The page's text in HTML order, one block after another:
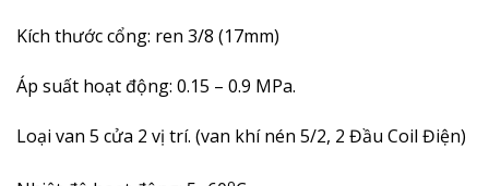
Kích thước cổng: ren 3/8 (17mm)
Áp suất hoạt động: 0.15 – 0.9 MPa.
Loại van 5 cửa 2 vị trí. (van khí nén 5/2, 2 Đầu Coil Điện)